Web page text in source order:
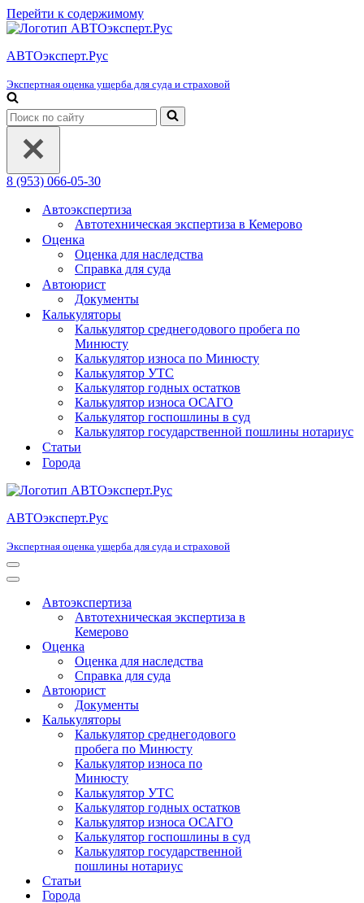
Перейти к содержимому
АВТОэксперт.Рус
Экспертная оценка ущерба для суда и страховой
Искать...
8 (953) 066-05-30
Автоэкспертиза
Автотехническая экспертиза в Кемерово
Оценка
Оценка для наследства
Справка для суда
Автоюрист
Документы
Калькуляторы
Калькулятор среднегодового пробега по
Минюсту
Калькулятор износа по Минюсту
Калькулятор УТС
Калькулятор годных остатков
Калькулятор износа ОСАГО
Калькулятор госпошлины в суд
Калькулятор государственной пошлины нотариус
Статьи
Города
АВТОэксперт.Рус
Экспертная оценка ущерба для суда и страховой
Меню
навигации
Меню
навигацииАвтоэкспертиза
Автотехническая экспертиза в
Кемерово
Оценка
Оценка для наследства
Справка для суда
Автоюрист
Документы
Калькуляторы
Калькулятор среднегодового
пробега по Минюсту
Калькулятор износа по
Минюсту
Калькулятор УТС
Калькулятор годных остатков
Калькулятор износа ОСАГО
Калькулятор госпошлины в суд
Калькулятор государственной
пошлины нотариус
Статьи
Города